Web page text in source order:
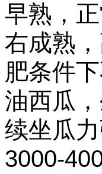
早熟，
右成熟
肥条件
油西瓜
续坐瓜
3000-